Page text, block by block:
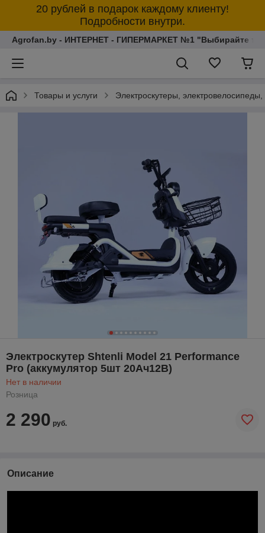
20 рублей в подарок каждому клиенту!
Подробности внутри.
Agrofan.by - ИНТЕРНЕТ - ГИПЕРМАРКЕТ №1 "Выбирайте
Товары и услуги Электроскутеры,
Электроскутер Shtenli Model 21 Performance
Pro (аккумулятор 5шт 20Ач12В)
Нет в наличии
Розница
2 290 руб.
Описание